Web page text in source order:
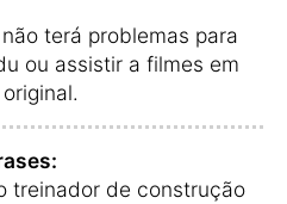
terá problemas para
ou assistir a filmes em
treinador de construção